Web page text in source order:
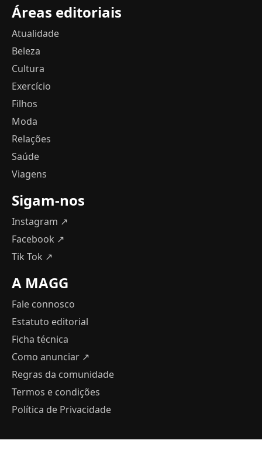
Áreas editoriais
Atualidade
Beleza
Cultura
Exercício
Filhos
Moda
Relações
Saúde
Viagens
Sigam-nos
Instagram ↗
Facebook ↗
Tik Tok ↗
A MAGG
Fale connosco
Estatuto editorial
Ficha técnica
Como anunciar ↗
Regras da comunidade
Termos e condições
Política de Privacidade